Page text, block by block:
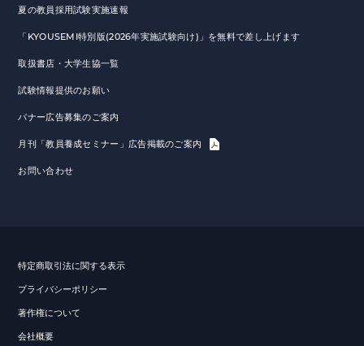
夏の教員採用試験実施速報
「KYOUSEMI特別版(2026年実施試験向け)」を無料で差し上げます
取扱書店・大学生協一覧
試験情報提供のお願い
バナー広告募集のご案内
月刊「教員養成セミナー」広告掲載のご案内
お問い合わせ
特定商取引法に関する表示
プライバシーポリシー
著作権について
会社概要